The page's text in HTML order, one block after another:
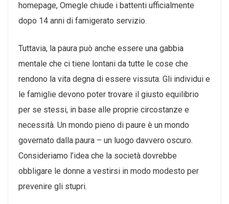
homepage, Omegle chiude i battenti ufficialmente
dopo 14 anni di famigerato servizio.
Tuttavia, la paura può anche essere una gabbia
mentale che ci tiene lontani da tutte le cose che
rendono la vita degna di essere vissuta. Gli individui e
le famiglie devono poter trovare il giusto equilibrio
per se stessi, in base alle proprie circostanze e
necessità. Un mondo pieno di paure è un mondo
governato dalla paura – un luogo davvero oscuro.
Consideriamo l’idea che la società dovrebbe
obbligare le donne a vestirsi in modo modesto per
prevenire gli stupri.